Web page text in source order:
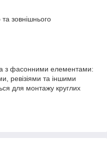
зовнішнього
з фасонними елементами:
ревізіями та іншими
для монтажу круглих